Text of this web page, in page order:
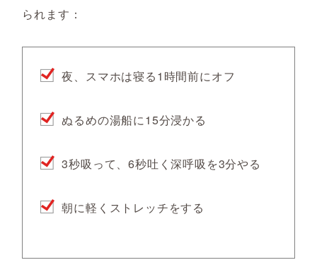
られます：
夜、スマホは寝る1時間前にオフ
ぬるめの湯船に15分浸かる
3秒吸って、6秒吐く深呼吸を3分やる
朝に軽くストレッチをする